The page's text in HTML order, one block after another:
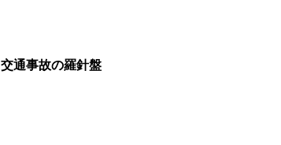
交通事故の羅針盤